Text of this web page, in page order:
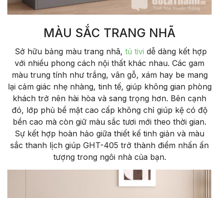
MÀU SẮC TRANG NHÃ
Sở hữu bảng màu trang nhã, tủ tivi dễ dàng kết hợp
với nhiều phong cách nội thất khác nhau. Các gam
màu trung tính như trắng, vân gỗ, xám hay be mang
lại cảm giác nhẹ nhàng, tinh tế, giúp không gian phòng
khách trở nên hài hòa và sang trọng hơn. Bên cạnh
đó, lớp phủ bề mặt cao cấp không chỉ giúp kệ có độ
bền cao mà còn giữ màu sắc tươi mới theo thời gian.
Sự kết hợp hoàn hảo giữa thiết kế tinh giản và màu
sắc thanh lịch giúp GHT-405 trở thành điểm nhấn ấn
tượng trong ngôi nhà của bạn.